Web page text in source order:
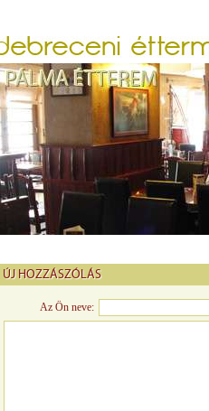
ÚJ HOZZÁSZÓLÁS
Az Ön neve: